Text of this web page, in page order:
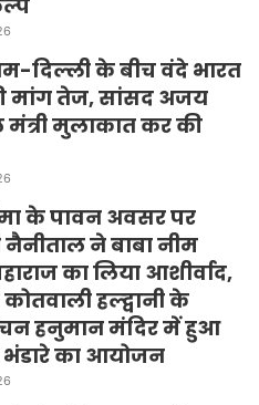
दिल्ली के बीच वंदे भारत
मांग तेज, सांसद अजय
मंत्री मुलाकात कर की
के पावन अवसर पर
ने बाबा नीम
का लिया आशीर्वाद,
हल्द्वानी के
हनुमान मंदिर में हुआ
का आयोजन